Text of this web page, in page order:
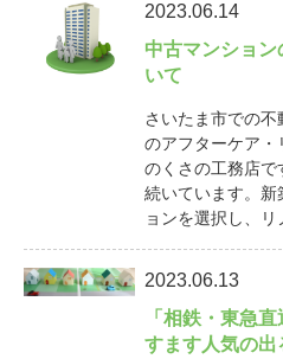
2023.06.14
中古マンショ
いて
さいたま市での
のアフターケア・
のくさの工務店
続いています。新
ョンを選択し、
2023.06.13
「相鉄・東急
すます人気の出